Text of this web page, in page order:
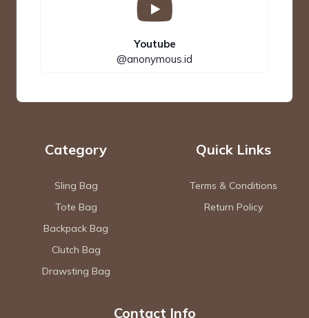
Youtube
@anonymous.id
Category
Sling Bag
Tote Bag
Backpack Bag
Clutch Bag
Drawsting Bag
Quick Links
Terms & Conditions
Return Policy
Contact Info